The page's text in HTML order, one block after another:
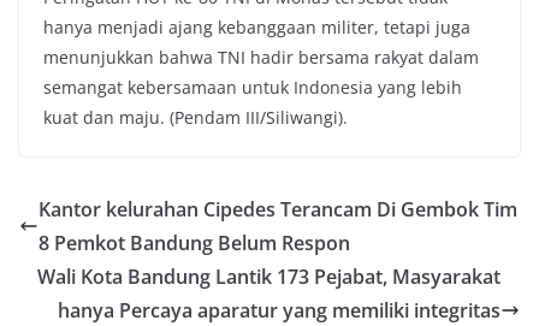
hanya menjadi ajang kebanggaan militer, tetapi juga
menunjukkan bahwa TNI hadir bersama rakyat dalam
semangat kebersamaan untuk Indonesia yang lebih
kuat dan maju. (Pendam III/Siliwangi).
Kantor kelurahan Cipedes Terancam Di Gembok Tim
8 Pemkot Bandung Belum Respon
Wali Kota Bandung Lantik 173 Pejabat, Masyarakat
hanya Percaya aparatur yang memiliki integritas